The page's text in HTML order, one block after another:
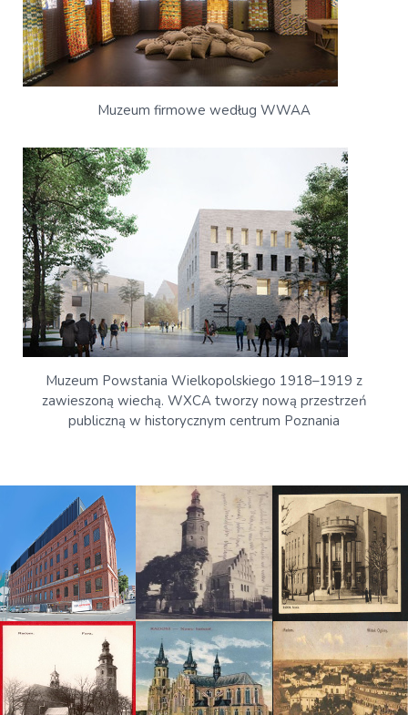
Muzeum firmowe według WWAA
Muzeum Powstania Wielkopolskiego 1918–1919 z
zawieszoną wiechą. WXCA tworzy nową przestrzeń
publiczną w historycznym centrum Poznania